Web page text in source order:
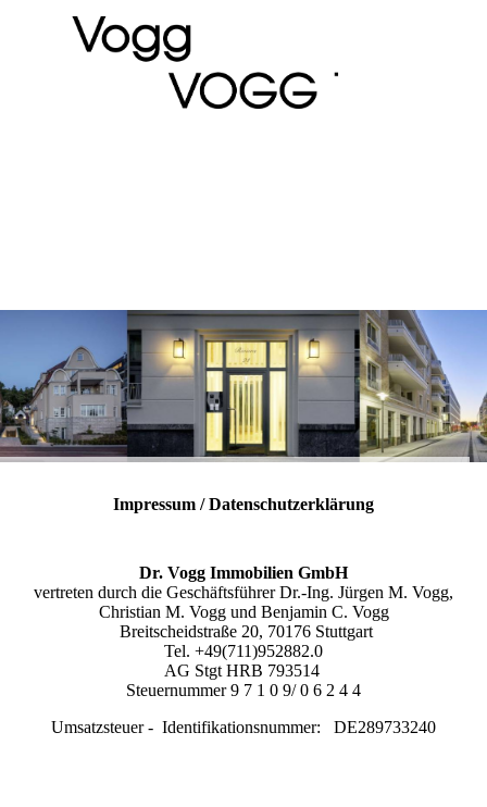
Impressum / Datenschutzerklärung
Dr. Vogg Immobilien GmbH
vertreten durch die Geschäftsführer Dr.-Ing. Jürgen M. Vogg,
Christian M. Vogg und Benjamin C. Vogg
Breitscheidstraße 20, 70176 Stuttgart
Tel. +49(711)952882.0
AG Stgt HRB 793514
Steuernummer 9 7 1 0 9/ 0 6 2 4 4
Umsatzsteuer - Identifikationsnummer: DE289733240